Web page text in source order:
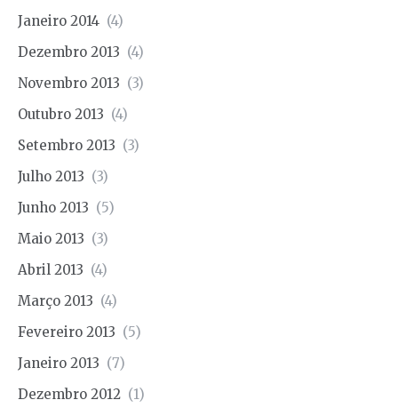
Janeiro 2014 (4)
Dezembro 2013 (4)
Novembro 2013 (3)
Outubro 2013 (4)
Setembro 2013 (3)
Julho 2013 (3)
Junho 2013 (5)
Maio 2013 (3)
Abril 2013 (4)
Março 2013 (4)
Fevereiro 2013 (5)
Janeiro 2013 (7)
Dezembro 2012 (1)